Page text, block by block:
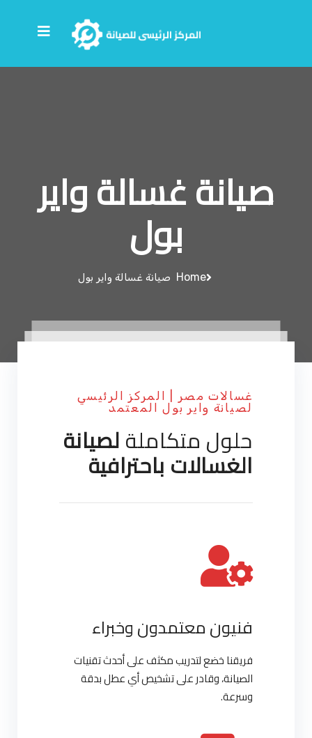
صيانة غسالة واير
بول
Home صيانة غسالة واير بول
غسالات مصر | المركز الرئيسي
لصيانة واير بول المعتمد
حلول متكاملةلصيانة
الغسالات باحترافية
فنيون معتمدون وخبراء
فريقنا خضع لتدريب مكثف على أحدث تقنيات
الصيانة، وقادر على تشخيص أي عطل بدقة
وسرعة.